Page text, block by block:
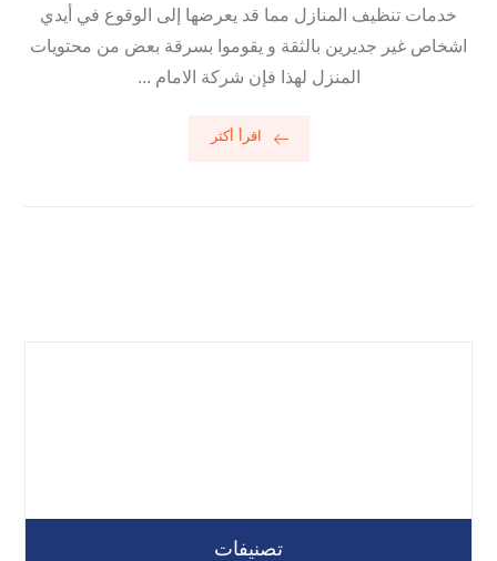
خدمات تنظيف المنازل مما قد يعرضها إلى الوقوع في أيدي
اشخاص غير جديرين بالثقة و يقوموا بسرقة بعض من محتويات
المنزل لهذا فإن شركة الامام ...
اقرأ أكثر
تصنيفات